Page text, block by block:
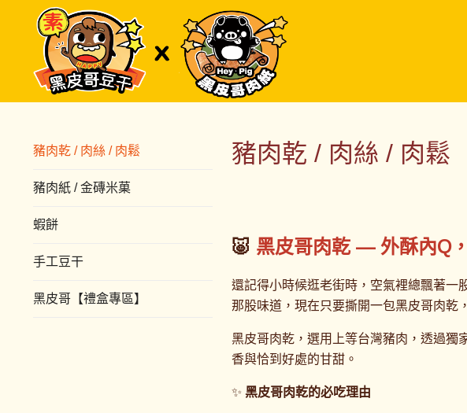
豬肉乾 / 肉絲 / 肉鬆
豬肉紙 / 金磚米菓
蝦餅
手工豆干
黑皮哥【禮盒專區】
豬肉乾 / 肉絲 / 肉鬆
🐷 黑皮哥肉乾 — 外酥內Q
還記得小時候逛老街時，空氣裡總飄著一
那股味道，現在只要撕開一包黑皮哥肉乾
黑皮哥肉乾，選用上等台灣豬肉，透過獨
香與恰到好處的甘甜。
✨ 黑皮哥肉乾的必吃理由